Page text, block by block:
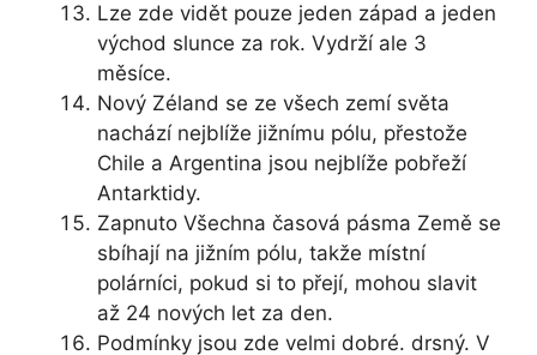
Lze zde vidět pouze jeden západ a jeden
východ slunce za rok. Vydrží ale 3
měsíce.
Nový Zéland se ze všech zemí světa
nachází nejblíže jižnímu pólu, přestože
Chile a Argentina jsou nejblíže pobřeží
Antarktidy.
Zapnuto Všechna časová pásma Země se
sbíhají na jižním pólu, takže místní
polárníci, pokud si to přejí, mohou slavit
až 24 nových let za den.
Podmínky jsou zde velmi dobré. drsný. V